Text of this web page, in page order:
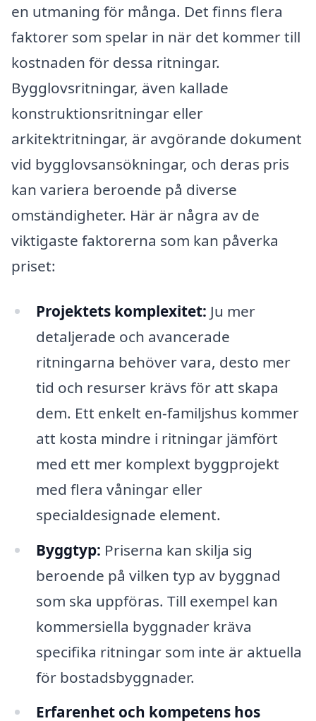
en utmaning för många. Det finns flera
faktorer som spelar in när det kommer till
kostnaden för dessa ritningar.
Bygglovsritningar, även kallade
konstruktionsritningar eller
arkitektritningar, är avgörande dokument
vid bygglovsansökningar, och deras pris
kan variera beroende på diverse
omständigheter. Här är några av de
viktigaste faktorerna som kan påverka
priset:
Projektets komplexitet: Ju mer
detaljerade och avancerade
ritningarna behöver vara, desto mer
tid och resurser krävs för att skapa
dem. Ett enkelt en-familjshus kommer
att kosta mindre i ritningar jämfört
med ett mer komplext byggprojekt
med flera våningar eller
specialdesignade element.
Byggtyp: Priserna kan skilja sig
beroende på vilken typ av byggnad
som ska uppföras. Till exempel kan
kommersiella byggnader kräva
specifika ritningar som inte är aktuella
för bostadsbyggnader.
Erfarenhet och kompetens hos